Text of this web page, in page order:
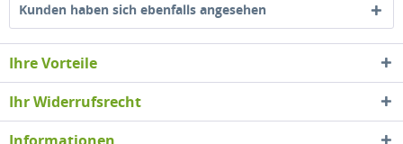
Kunden haben sich ebenfalls angesehen
Ihre Vorteile
Ihr Widerrufsrecht